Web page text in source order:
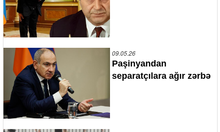
09.05.26
Paşinyandan
separatçılara ağır zərbə